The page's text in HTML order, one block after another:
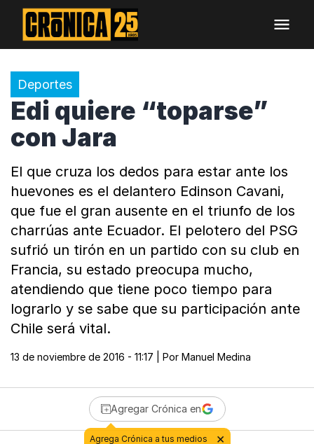
Deportes
Edi quiere “toparse”
con Jara
El que cruza los dedos para estar ante los
huevones es el delantero Edinson Cavani,
que fue el gran ausente en el triunfo de los
charrúas ante Ecuador. El pelotero del PSG
sufrió un tirón en un partido con su club en
Francia, su estado preocupa mucho,
atendiendo que tiene poco tiempo para
lograrlo y se sabe que su participación ante
Chile será vital.
13 de noviembre de 2016 - 11:17 | Por Manuel Medina
Agregar Crónica en